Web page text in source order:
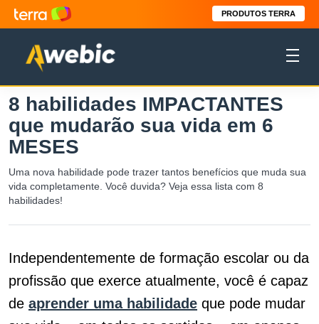
PRODUTOS TERRA
8 habilidades IMPACTANTES
que mudarão sua vida em 6
MESES
Uma nova habilidade pode trazer tantos benefícios que muda sua
vida completamente. Você duvida? Veja essa lista com 8
habilidades!
Independentemente de formação escolar ou da
profissão que exerce atualmente, você é capaz
de aprender uma habilidade que pode mudar